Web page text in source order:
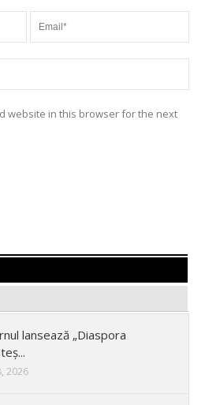
website in this browser for the next
lansează „Diaspora
2026